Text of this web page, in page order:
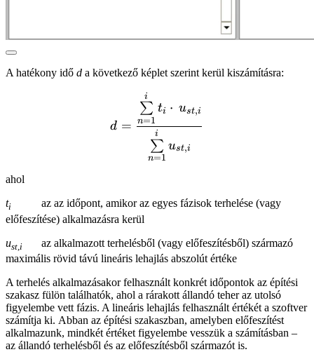
A hatékony idő d a következő képlet szerint kerül kiszámításra:
d =
n=1
∑
i
ust,i
n=1
∑
i
ti ⋅ ust,i
ahol
ti
az az időpont, amikor az egyes fázisok terhelése (vagy
előfeszítése) alkalmazásra kerül
ust,i
az alkalmazott terhelésből (vagy előfeszítésből) származó
maximális rövid távú lineáris lehajlás abszolút értéke
A terhelés alkalmazásakor felhasznált konkrét időpontok az építési
szakasz fülön találhatók, ahol a rárakott állandó teher az utolsó
figyelembe vett fázis. A lineáris lehajlás felhasznált értékét a szoftver
számítja ki. Abban az építési szakaszban, amelyben előfeszítést
alkalmazunk, mindkét értéket figyelembe vesszük a számításban –
az állandó terhelésből és az előfeszítésből származót is.